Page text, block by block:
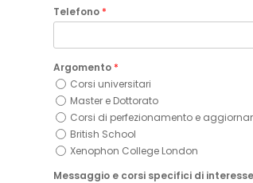
Telefono *
Argomento *
Corsi universitari
Master e Dottorato
Corsi di perfezionamento e
British School
Xenophon College London
Messaggio e corsi specifici di interesse